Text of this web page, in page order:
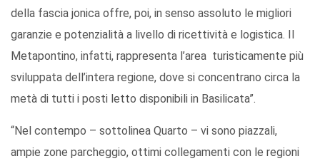
della fascia jonica offre, poi, in senso assoluto le migliori
garanzie e potenzialità a livello di ricettività e logistica. Il
Metapontino, infatti, rappresenta l’area turisticamente più
sviluppata dell’intera regione, dove si concentrano circa la
metà di tutti i posti letto disponibili in Basilicata”.
“Nel contempo – sottolinea Quarto – vi sono piazzali,
ampie zone parcheggio, ottimi collegamenti con le regioni